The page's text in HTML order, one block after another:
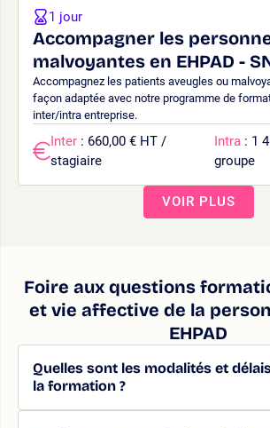
Accompagner les
malvoyantes en EHPAD -
Accompagnez les patients aveugles ou
façon adaptée avec notre programme de
inter/intra entreprise.
1 jour
Inter : 660,00 € HT /
stagiaire
Intra : 1
groupe
VOIR PLUS
Foire aux questions
et vie affective de la
EHPAD
Quelles sont les modalités et délais
la formation ?